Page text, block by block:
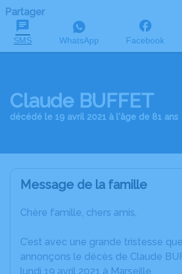
Partager
SMS WhatsApp Facebook
Claude BUFFET
décédé le 19 avril 2021 à l'âge de 81 ans
Message de la famille
Chère famille, chers amis,
C’est avec une grande tristesse
annonçons le décès de Claude
lundi 19 avril 2021 à Marseille.